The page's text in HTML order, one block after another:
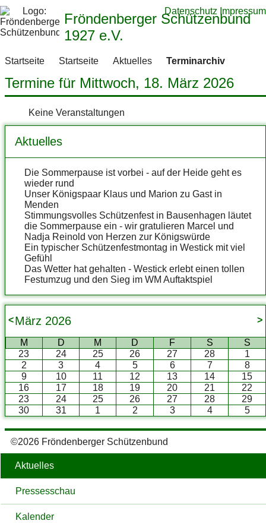
Fröndenberger Schützenbund
1927 e.V.
Aktuelles
Pressesschau
Kalender
Datenschutz Impressum
Startseite Startseite Aktuelles Terminarchiv
Termine für Mittwoch, 18. März 2026
Keine Veranstaltungen
Aktuelles
Die Sommerpause ist vorbei - auf der Heide geht es
wieder rund
Unser Königspaar Klaus und Marion zu Gast in
Menden
Stimmungsvolles Schützenfest in Bausenhagen läutet
die Sommerpause ein - wir gratulieren Marcel und
Nadja Reinold von Herzen zur Königswürde
Ein typischer Schützenfestmontag in Westick mit viel
Gefühl
Das Wetter hat gehalten - Westick erlebt einen tollen
Festumzug und den Sieg im WM Auftaktspiel
März 2026
< >
M D M D F S
S
23
24 25 26 27 28
1
2
3 4 5 6 7
8
9
10 11 12 13 14
15
16
17 18 19 20 21
22
23
24 25 26 27 28
29
30
31 1 2 3 4 5
©2026 Fröndenberger Schützenbund